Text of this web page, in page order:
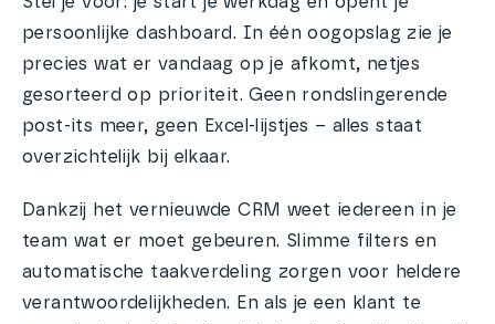
persoonlijke dashboard. In één oogopslag zie je
precies wat er vandaag op je afkomt, netjes
gesorteerd op prioriteit. Geen rondslingerende
post-its meer, geen Excel-lijstjes – alles staat
overzichtelijk bij elkaar.
Dankzij het vernieuwde CRM weet iedereen in je
team wat er moet gebeuren. Slimme filters en
automatische taakverdeling zorgen voor heldere
verantwoordelijkheden. En als je een klant te